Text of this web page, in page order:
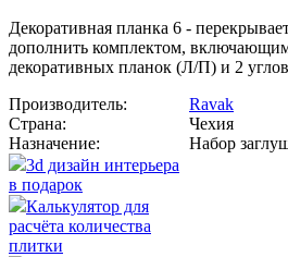
Декоративная планка 6 -
дополнить комплектом,
декоративных планок (Л/П) и 2
Производитель:
Ravak
Страна:
Чехия
Назначение:
Набор
3d дизайн интерьера
в подарок
Калькулятор для
расчёта количества
плитки